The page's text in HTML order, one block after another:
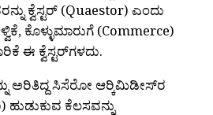
ಕ್ವೆಸ್ಟರ್ (Quaestor) ಎಂದು
ಕೊಳ್ಳುಮಾರುಗೆ (Commerce)
ಈ ಕ್ವೆಸ್ಟರ‍್‌ಗಳದು.
ಅರಿತಿದ್ದ ಸಿಸೆರೋ ಆರ‍್ಕಿಮಿಡೀಸ್‍ರ
ಹುಡುಕುವ ಕೆಲಸವನ್ನು